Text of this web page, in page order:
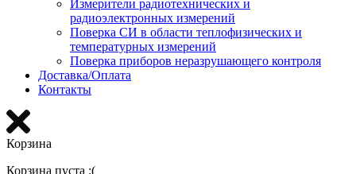
Измерители радиотехнических и
радиоэлектронных измерений
Поверка СИ в области теплофизических и
температурных измерений
Поверка приборов неразрушающего контроля
Доставка/Оплата
Контакты
Корзина
Корзина пуста :(